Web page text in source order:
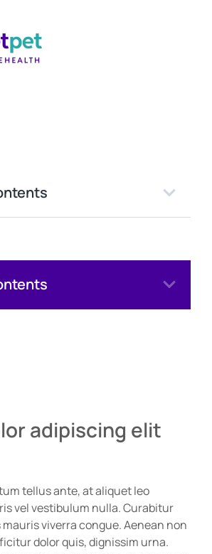
adipiscing elit
tellus ante, at aliquet leo
vel vestibulum nulla. Curabitur
viverra congue. Aenean non
dolor quis, dignissim urna.